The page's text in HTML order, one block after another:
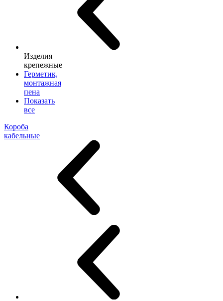
Изделия
крепежные
Герметик,
монтажная
пена
Показать
все
Короба
кабельные